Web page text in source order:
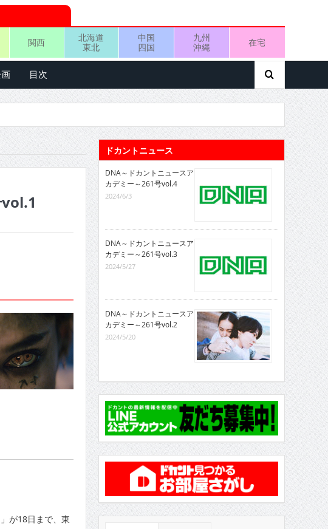
関西
北海道
東北
中国
四国
九州
沖縄
在宅
目次
が18日まで、東
ドカントニュース
DNA～ドカントニュースア
カデミー～261号vol.4
2024/6/3
DNA～ドカントニュースア
カデミー～261号vol.3
2024/5/27
DNA～ドカントニュースア
カデミー～261号vol.2
2024/5/20